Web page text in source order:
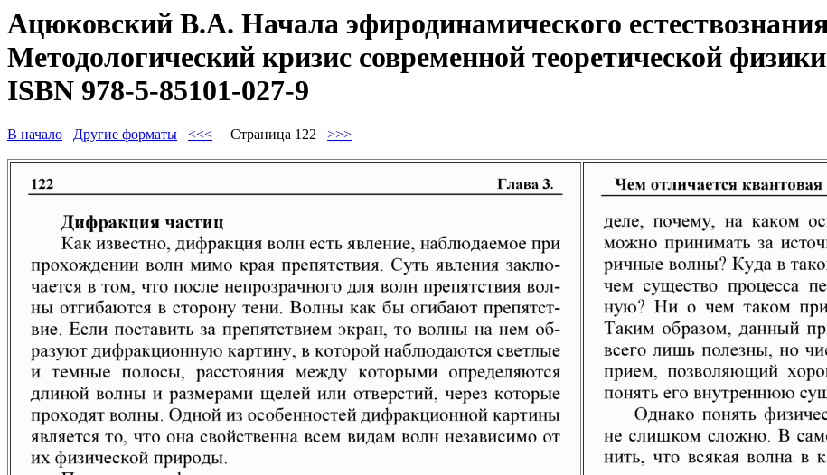
Ацюковский В.А. Начала эфиродинамического
Методологический кризис современной теоретической
ISBN 978-5-85101-027-9
В начало Другие форматы <<< Страница 122 >>>